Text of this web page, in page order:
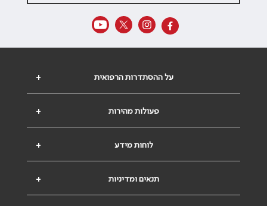
+ על ההסתדרות הרפואית
+ פעולות מהירות
+ לוחות מידע
+ תנאים ומדיניות